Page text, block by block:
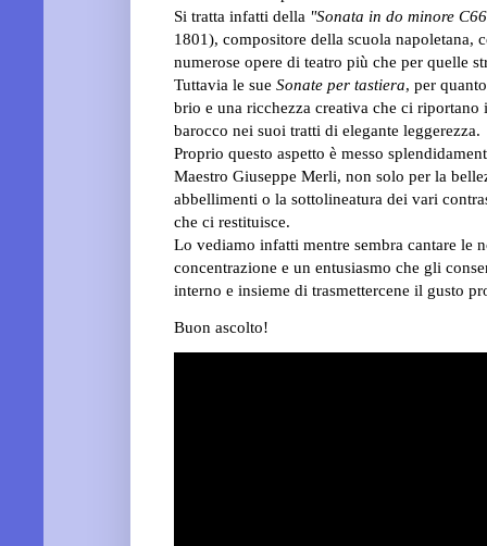
Si tratta infatti della "Sonata in do minore
1801), compositore della scuola napoletana,
numerose opere di teatro più che per quelle
Tuttavia le sue Sonate per tastiera, per
brio e una ricchezza creativa che ci
barocco nei suoi tratti di elegante leggerezza.
Proprio questo aspetto è messo
Maestro Giuseppe Merli, non solo per la
abbellimenti o la sottolineatura dei vari
che ci restituisce.
Lo vediamo infatti mentre sembra cantare le
concentrazione e un entusiasmo che gli
interno e insieme di trasmettercene il gusto
Buon ascolto!